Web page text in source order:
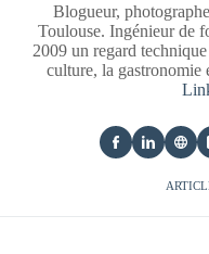
Blogueur,
Toulouse. Ingénieur de
2009 un regard
culture, la gastronomie